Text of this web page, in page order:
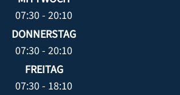
07:30 - 20:10
DONNERSTAG
07:30 - 20:10
FREITAG
07:30 - 18:10